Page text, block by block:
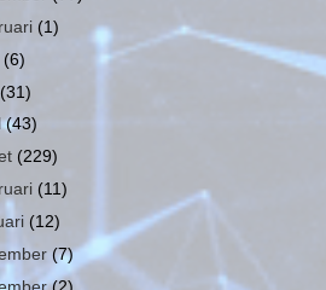
(1)
(43)
(229)
(11)
(12)
(7)